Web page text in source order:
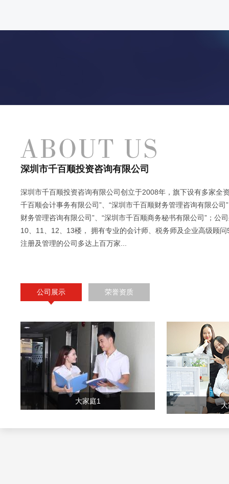
深圳市千百顺投资咨询有限公司
深圳市千百顺投资咨询有限公司创立于2008年，旗下设有多家全
千百顺会计事务有限公司”、“深圳市千百顺财务管理咨询有限公司
财务管理咨询有限公司”、“深圳市千百顺商务秘书有限公司”；公
10、11、12、13楼， 拥有专业的会计师、税务师及企业高级顾
注册及管理的公司多达上百万家...
公司展示 荣誉资质
大家庭1